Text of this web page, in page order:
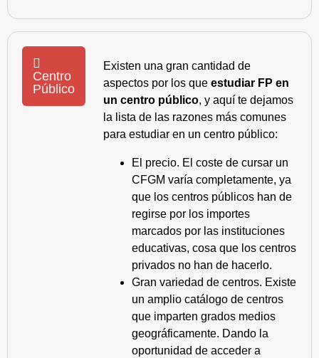
Centro
Público
Existen una gran cantidad de
aspectos por los que estudiar FP en
un centro público, y aquí te dejamos
la lista de las razones más comunes
para estudiar en un centro público:
El precio. El coste de cursar un
CFGM varía completamente, ya
que los centros públicos han de
regirse por los importes
marcados por las instituciones
educativas, cosa que los centros
privados no han de hacerlo.
Gran variedad de centros. Existe
un amplio catálogo de centros
que imparten grados medios
geográficamente. Dando la
oportunidad de acceder a